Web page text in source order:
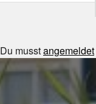
Du musstangemeldet